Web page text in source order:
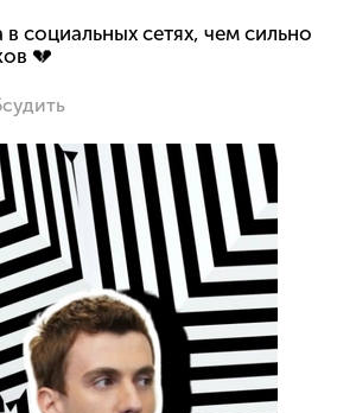
социальных сетях, чем сильно
💔